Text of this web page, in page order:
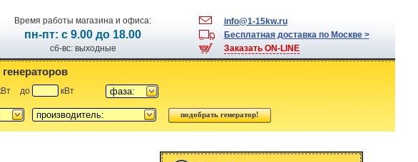
Время работы магазина и офиса:
пн-пт: с 9.00 до 18.00
сб-вс: выходные
info@1-15kw.ru
Бесплатная доставка по Москве >
Заказать ON-LINE
до кВт фаза:
производитель: